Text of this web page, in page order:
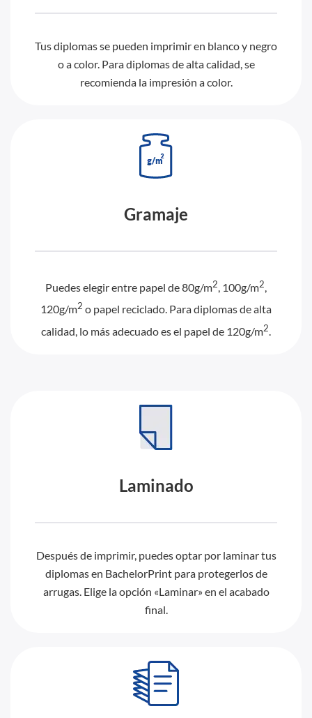
Tus diplomas se pueden imprimir en blanco y negro
o a color. Para diplomas de alta calidad, se
recomienda la impresión a color.
Gramaje
Puedes elegir entre papel de 80g/m2, 100g/m2,
120g/m2 o papel reciclado. Para diplomas de alta
calidad, lo más adecuado es el papel de 120g/m2.
Laminado
Después de imprimir, puedes optar por laminar tus
diplomas en BachelorPrint para protegerlos de
arrugas. Elige la opción «Laminar» en el acabado
final.